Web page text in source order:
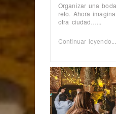
Organizar una
reto. Ahora
otra ciudad…...
Continuar leyendo...